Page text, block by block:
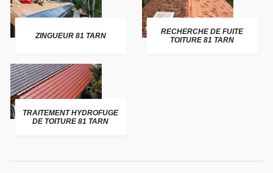
ZINGUEUR 81 TARN
RECHERCHE DE FUITE
TOITURE 81 TARN
TRAITEMENT HYDROFUGE
DE TOITURE 81 TARN